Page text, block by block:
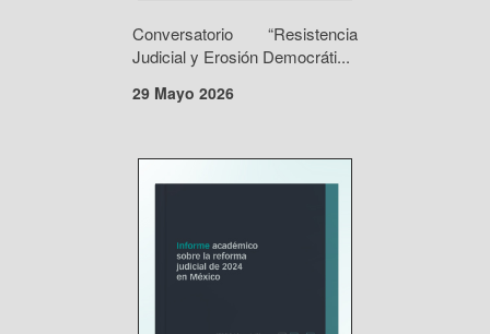
Conversatorio “Resistencia
Judicial y Erosión Democráti...
29 Mayo 2026